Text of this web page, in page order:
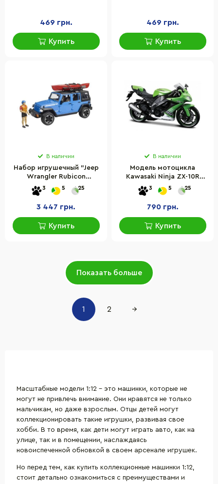
469 грн.
Купить
469 грн.
Купить
В наличии
Набор игрушечный "Jeep
Wrangler Rubicon
Unlimited" BRUDER 02529
с каяком и фигуркой
3 5 25
3 447 грн.
Купить
В наличии
Модель мотоцикла
Kawasaki Ninja ZX-10R
MAISTO 31101-10011
масштаб 1:12
3 5 25
790 грн.
Купить
Показать больше
1 2 →
Масштабные модели 1:12 – это машинки, которые не
могут не привлечь внимание. Они нравятся не только
мальчикам, но даже взрослым. Отцы детей могут
коллекционировать такие игрушки, развивая свое
хобби. В то время, как дети могут играть авто, как на
улице, так и в помещении, наслаждаясь
новоиспеченной обновкой в своем арсенале игрушек.
Но перед тем, как купить коллекционные машинки 1:12,
стоит детально ознакомиться с преимуществами и